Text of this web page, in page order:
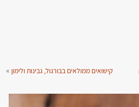
קישואים ממולאים בבורגול, גבינות ולימון»